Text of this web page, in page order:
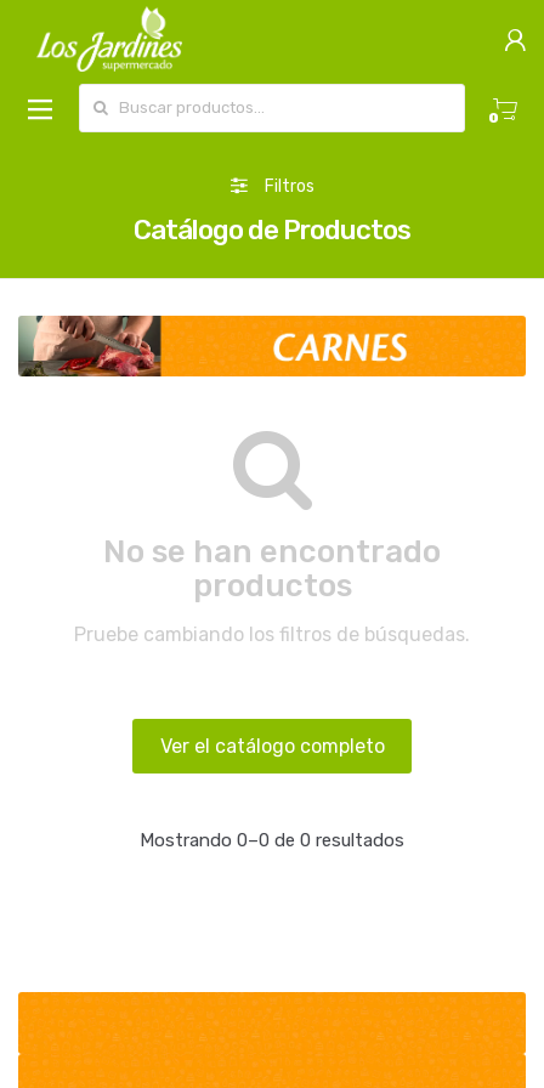
0
Filtros
Catálogo de Productos
No se han encontrado
productos
Pruebe cambiando los filtros de búsquedas.
Ver el catálogo completo
Mostrando 0–0 de 0 resultados